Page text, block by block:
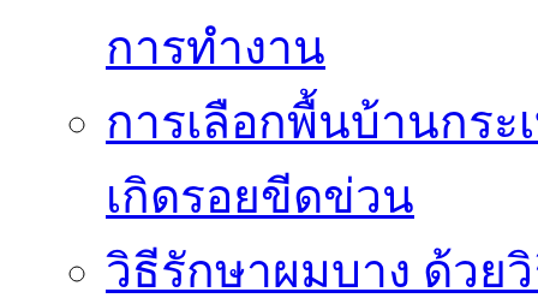
การทำงาน
การเลือกพื้นบ้านกร
เกิดรอยขีดข่วน
วิธีรักษาผมบาง ด้วย